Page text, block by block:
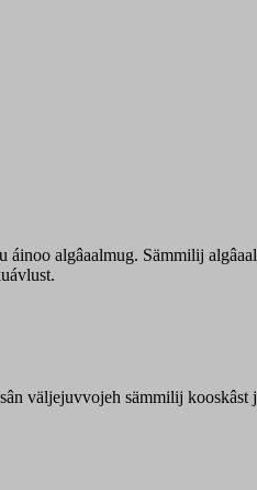
algâaalmug. Sämmilij
väljejuvvojeh sämmilij